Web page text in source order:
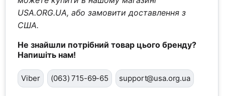
USA.ORG.UA, або замовити доставлення з
США.
Не знайшли потрібний товар цього бренду?
Напишіть нам!
Viber (063) 715-69-65 support@usa.org.ua